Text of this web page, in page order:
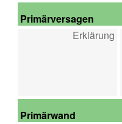
Primärversagen
Erklärung
Primärwand